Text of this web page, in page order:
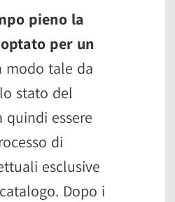
pieno la
per un
modo tale da
stato del
essere
di
esclusive
Dopo i